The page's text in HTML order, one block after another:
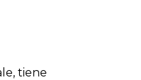
tiene